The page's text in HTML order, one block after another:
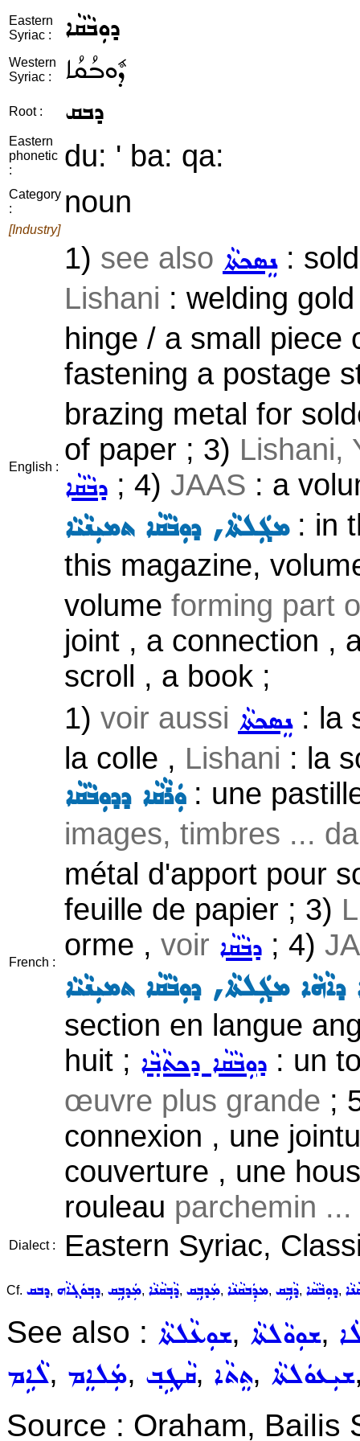
Eastern
Syriac :
ܕܘܼܒܵܩܵܐ
Western
Syriac :
ܕܽܘܒܳܩܳܐ
Root : ܕܒܩ
Eastern
phonetic
:
du: ' ba: qa:
Category
:
noun
[Industry]
English :
1) see also ܢܸܣܟܬܵܐ:
Lishani : welding
hinge / a small piece
fastening a postage
brazing metal for
of paper ; 3) Lishani,
ܕܒܵܩܵܐ ; 4) JAAS : a
ܡܓܲܠܬܵܐ, ܕܘܼܒܵܩܵܐ ܬܡܝܼܢܵܝܵܐ: in
this magazine,
volume forming part
joint , a connection ,
scroll , a book ;
French :
1) voir aussi ܢܸܣܟܬܵܐ: la
la colle , Lishani : la
ܘܲܪܵܩܵܐ ܕܕܘܼܒܵܩܵܐ: une
images, timbres ...
métal d'apport pour
feuille de papier ; 3)
orme , voir ܕܒܵܩܵܐ ; 4)
ܕܐܵܗܵܐ ܡܓܲܠܬܵܐ, ܕܘܼܒܵܩܵܐ ܬܡܝܼܢܵܝܵܐ
section en langue
huit ; ܕܘܼܒܵܩܵܐ ܕܟܬܵܒ݂ܵܐ : un
œuvre plus grande ;
connexion , une
couverture , une
rouleau parchemin ...
Dialect : Eastern Syriac,
Cf. ܕܒܩ, ܕܒ݂ܘܿܓ݂ܐܵܗ, ܡܲܕܒ݂ܸܩ, ܕܵܒ݂ܩܵܢܵܐ, ܡܲܕܒ݂ܸܩ, ܡܕܲܒܩܵܢܵܐ, ܕܵܒ݂ܸܩ, ܕܘܼܒܵܩܵܐ,
See also : ܫܘܼܥܵܠܬܵܐ, ܫܘܼܘܵܠܬܵܐ,
ܠܵܐܹܡ, ܡܲܠܐܸܡ, ܩܵܛܹܒ݂, ܬܸܬܵܐ, ܫܝܼܥܘܿܠܬܵܐ
Source : Oraham, Bailis